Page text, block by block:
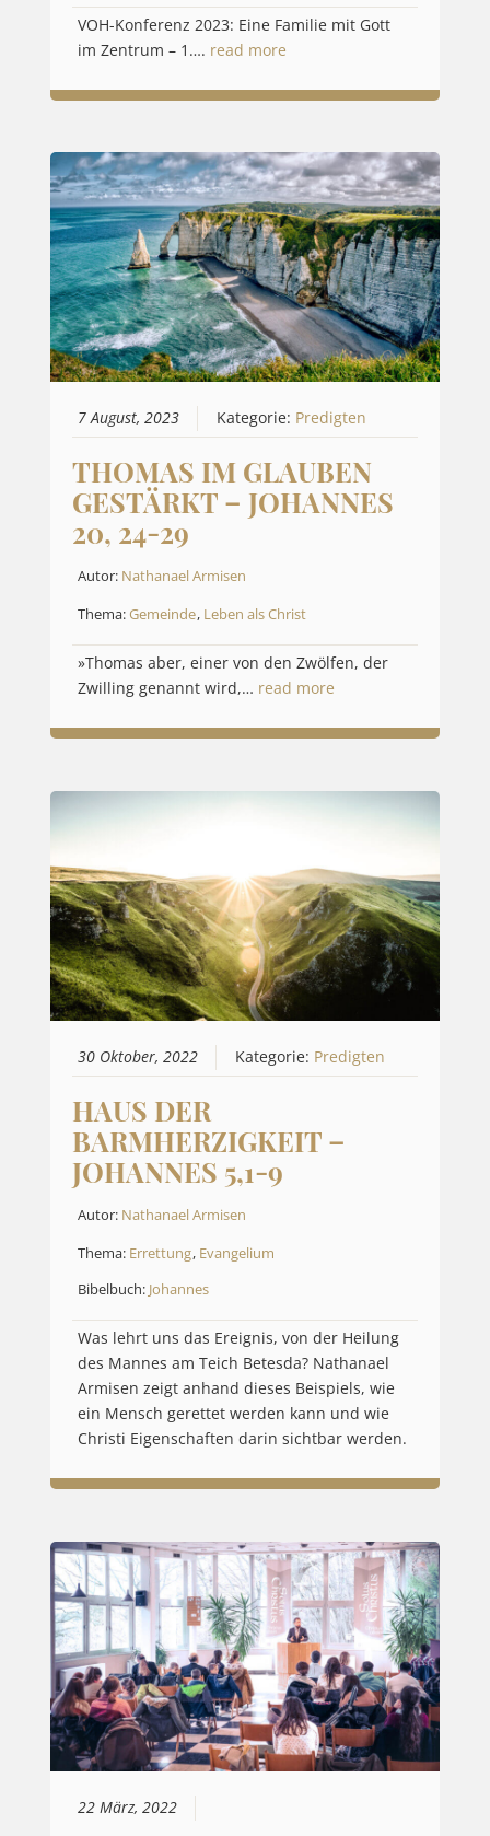
VOH-Konferenz 2023: Eine Familie mit Gott
im Zentrum – 1…. read more
7 August, 2023 Kategorie: Predigten
THOMAS IM GLAUBEN
GESTÄRKT – JOHANNES
20, 24-29
Autor: Nathanael Armisen
Thema:Gemeinde, Leben als Christ
»Thomas aber, einer von den Zwölfen, der
Zwilling genannt wird,… read more
30 Oktober, 2022 Kategorie: Predigten
HAUS DER
BARMHERZIGKEIT –
JOHANNES 5,1-9
Autor: Nathanael Armisen
Thema: Errettung, Evangelium
Bibelbuch: Johannes
Was lehrt uns das Ereignis, von der Heilung
des Mannes am Teich Betesda? Nathanael
Armisen zeigt anhand dieses Beispiels, wie
ein Mensch gerettet werden kann und wie
Christi Eigenschaften darin sichtbar werden.
22 März, 2022